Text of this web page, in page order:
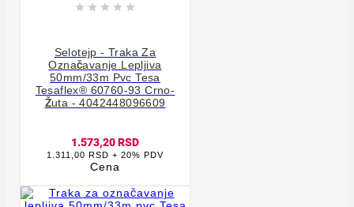
    
Selotejp - Traka Za
Označavanje Lepljiva
50mm/33m Pvc Tesa
Tesaflex® 60760-93 Crno-
Žuta - 4042448096609
1.573,20 RSD
1.311,00 RSD + 20% PDV
Cena